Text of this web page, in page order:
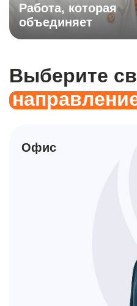
Работа, которая
объединяет
Выберите
Офис